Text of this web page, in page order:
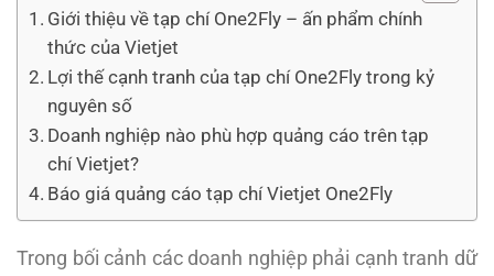
Giới thiệu về tạp chí One2Fly – ấn phẩm chính
thức của Vietjet
Lợi thế cạnh tranh của tạp chí One2Fly trong kỷ
nguyên số
Doanh nghiệp nào phù hợp quảng cáo trên tạp
chí Vietjet?
Báo giá quảng cáo tạp chí Vietjet One2Fly
Trong bối cảnh các doanh nghiệp phải cạnh tranh dữ